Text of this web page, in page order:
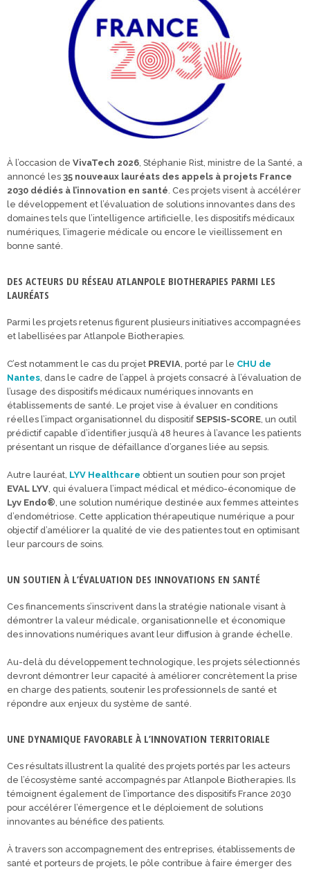
À l’occasion de VivaTech 2026, Stéphanie Rist, ministre de la Santé, a
annoncé les 35 nouveaux lauréats des appels à projets France
2030 dédiés à l’innovation en santé. Ces projets visent à accélérer
le développement et l’évaluation de solutions innovantes dans des
domaines tels que l’intelligence artificielle, les dispositifs médicaux
numériques, l’imagerie médicale ou encore le vieillissement en
bonne santé.
DES ACTEURS DU RÉSEAU ATLANPOLE BIOTHERAPIES PARMI LES
LAURÉATS
Parmi les projets retenus figurent plusieurs initiatives accompagnées
et labellisées par Atlanpole Biotherapies.
C’est notamment le cas du projet PREVIA, porté par le CHU de
Nantes, dans le cadre de l’appel à projets consacré à l’évaluation de
l’usage des dispositifs médicaux numériques innovants en
établissements de santé. Le projet vise à évaluer en conditions
réelles l’impact organisationnel du dispositifSEPSIS-SCORE, un outil
prédictif capable d’identifier jusqu’à 48 heures à l’avance les patients
présentant un risque de défaillance d’organes liée au sepsis.
Autre lauréat, LYV Healthcare obtient un soutien pour son projet
EVAL LYV, qui évaluera l’impact médical et médico-économique de
Lyv Endo®, une solution numérique destinée aux femmes atteintes
d’endométriose. Cette application thérapeutique numérique a pour
objectif d’améliorer la qualité de vie des patientes tout en optimisant
leur parcours de soins.
UN SOUTIEN À L’ÉVALUATION DES INNOVATIONS EN SANTÉ
Ces financements s’inscrivent dans la stratégie nationale visant à
démontrer la valeur médicale, organisationnelle et économique
des innovations numériques avant leur diffusion à grande échelle.
Au-delà du développement technologique, les projets sélectionnés
devront démontrer leur capacité à améliorer concrètement la prise
en charge des patients, soutenir les professionnels de santé et
répondre aux enjeux du système de santé.
UNE DYNAMIQUE FAVORABLE À L’INNOVATION TERRITORIALE
Ces résultats illustrent la qualité des projets portés par les acteurs
de l’écosystème santé accompagnés par Atlanpole Biotherapies. Ils
témoignent également de l’importance des dispositifs France 2030
pour accélérer l’émergence et le déploiement de solutions
innovantes au bénéfice des patients.
À travers son accompagnement des entreprises, établissements de
santé et porteurs de projets, le pôle contribue à faire émerger des